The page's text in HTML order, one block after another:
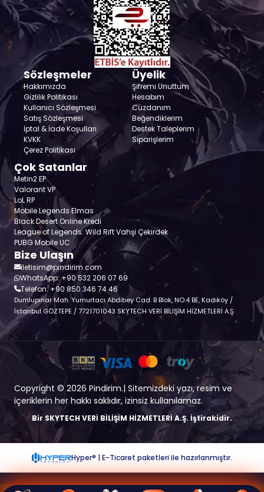
Sözleşmeler
Hakkımızda
Gizlilik Politikası
Kullanıcı Sözleşmesi
Satış Sözleşmesi
İptal & İade Koşulları
KVKK
Çerez Politikası
Üyelik
Şifremi Unuttum
Hesabım
Cüzdanım
Beğendiklerim
Destek Taleplerim
Siparişlerim
Çok Satanlar
Metin2 EP
Valorant VP
LoL RP
Mobile Legends Elmas
Black Desert Online Kredi
League of Legends: Wild Rift Vahşi Çekirdek
PUBG Mobile UC
Bize Ulaşın
iletisim@pindirim.com
WhatsApp: +90 532 206 07 69
Telefon: +90 850 346 74 46
Dumlupınar Mah. Yumurtacı Abdibey Cad. B Blok, NO:4 BE, Kadıköy /
İstanbul GÖZTEPE / 7721701043 SKYTECH VERİ BİLİŞİM HİZMETLERİ A.Ş.
Copyright © 2026 Pindirim.| Sitemizdeki yazı, resim ve
içeriklerin her hakkı saklıdır, izinsiz kullanılamaz.
Bir SKYTECH VERİ BİLİŞİM HİZMETLERİ A.Ş. İştirakidir.
Hyper® | E-Ticaret paketleri ile hazırlanmıştır.